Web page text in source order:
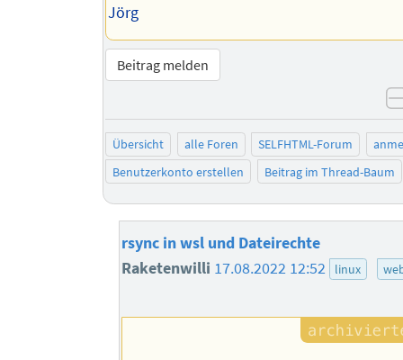
Jörg
Beitrag melden
Übersicht alle Foren SELFHTML-Forum
Benutzerkonto erstellen
Beitrag im Thread-Baum
rsync in wsl und Dateirechte
Raketenwilli 17.08.2022 12:52 linux